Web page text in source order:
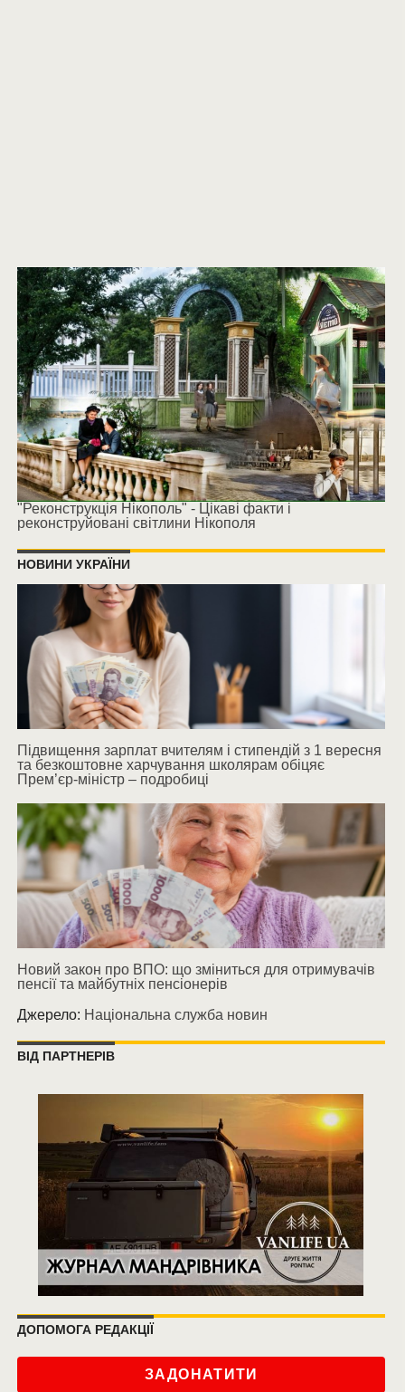
"Реконструкція Нікополь" - Цікаві факти і
реконструйовані світлини Нікополя
НОВИНИ УКРАЇНИ
Підвищення зарплат вчителям і стипендій з 1 вересня
та безкоштовне харчування школярам обіцяє
Прем’єр-міністр – подробиці
Новий закон про ВПО: що зміниться для отримувачів
пенсії та майбутніх пенсіонерів
Джерело: Національна служба новин
ВІД ПАРТНЕРІВ
ДОПОМОГА РЕДАКЦІЇ
ЗАДОНАТИТИ